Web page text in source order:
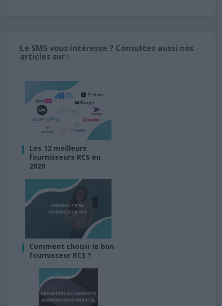
Le SMS vous intéresse ? Consultez aussi nos
articles sur :
Les 12 meilleurs
fournisseurs RCS en
2026
Comment choisir le bon
fournisseur RCS ?